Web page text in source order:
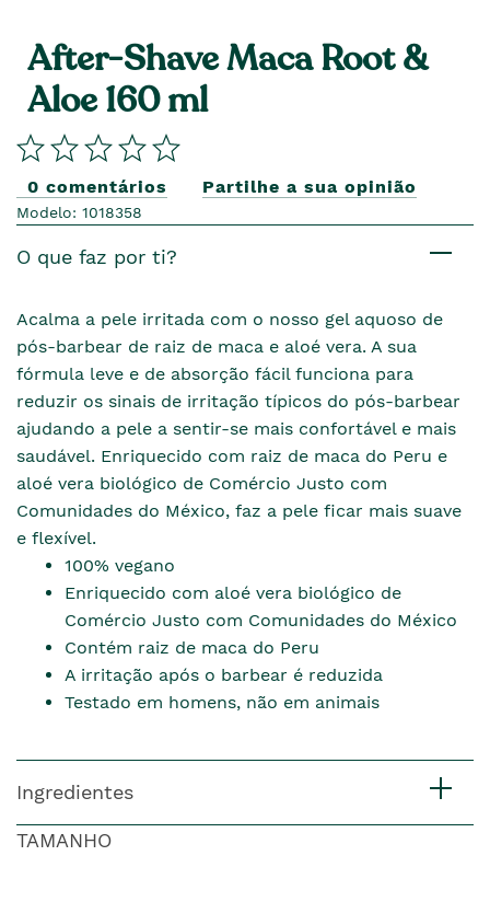
After-Shave Maca Root &
Aloe 160 ml
0 comentários Partilhe a sua opinião
Modelo: 1018358
O que faz por ti?
Acalma a pele irritada com o nosso gel aquoso de
pós-barbear de raiz de maca e aloé vera. A sua
fórmula leve e de absorção fácil funciona para
reduzir os sinais de irritação típicos do pós-barbear
ajudando a pele a sentir-se mais confortável e mais
saudável. Enriquecido com raiz de maca do Peru e
aloé vera biológico de Comércio Justo com
Comunidades do México, faz a pele ficar mais suave
e flexível.
100% vegano
Enriquecido com aloé vera biológico de
Comércio Justo com Comunidades do México
Contém raiz de maca do Peru
A irritação após o barbear é reduzida
Testado em homens, não em animais
Ingredientes
TAMANHO